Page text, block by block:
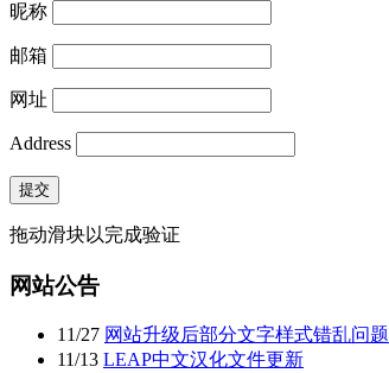
昵称
邮箱
网址
Address
提交
拖动滑块以完成验证
网站公告
11/27 网站升级后部分文字样式错乱问题
11/13 LEAP中文汉化文件更新